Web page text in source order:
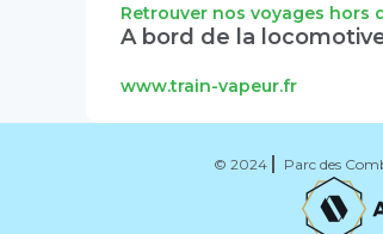
Retrouver nos voyages hors
A bord de la
www.train-vapeur.fr
© 2024 Parc des